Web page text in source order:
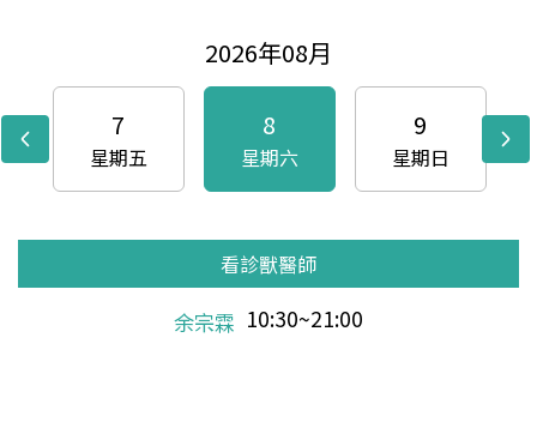
2026年08月
7
星期五
8
星期六
9
星期日
看診獸醫師
余宗霖 10:30~21:00
看診獸醫師
林漢 10:30~21:00
看診獸醫師
林漢 10:30~17:00
看診獸醫師
陳筱潔 12:00~20:00
看診獸醫師
余宗霖 15:00~21:00
看診獸醫師
陳筱潔 12:00~20:00
看診獸醫師
王小玲 10:30~16:00
看診獸醫師
余宗霖 10:30~21:00
看診獸醫師
林漢 10:30~21:00
看診獸醫師
林漢 10:30~17:00
看診獸醫師
陳筱潔 12:00~20:00
看診獸醫師
余宗霖 15:00~21:00
看診獸醫師
陳筱潔 12:00~20:00
看診獸醫師
王小玲 10:30~16:00
看診獸醫師
余宗霖 10:30~21:00
看診獸醫師
林漢 10:30~21:00
看診獸醫師
林漢 10:30~17:00
看診獸醫師
陳筱潔 12:00~20:00
看診獸醫師
余宗霖 15:00~21:00
看診獸醫師
陳筱潔 12:00~20:00
看診獸醫師
王小玲 10:30~16:00
看診獸醫師
余宗霖 10:30~21:00
看診獸醫師
林漢 10:30~21:00
看診獸醫師
林漢 10:30~17:00
看診獸醫師
陳筱潔 12:00~20:00
看診獸醫師
余宗霖 15:00~21:00
看診獸醫師
陳筱潔 12:00~20:00
看診獸醫師
王小玲 10:30~16:00
看診獸醫師
余宗霖 10:30~21:00
看診獸醫師
林漢 10:30~21:00
看診獸醫師
林漢 10:30~17:00